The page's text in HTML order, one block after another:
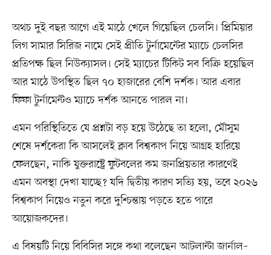
অথচ দুই বছর আগে এই মাঠে খেলে গিয়েছিল চেলসি। প্রিমিয়ার
লিগ সামার সিরিজ নামে সেই প্রীতি টুর্নামেন্টের ম্যাচে চেলসির
প্রতিপক্ষ ছিল নিউক্যাসল। সেই ম্যাচের টিকিট সব বিক্রি হয়েছিল
আর মাঠে উপস্থিত ছিল ৭০ হাজারের বেশি দর্শক। আর এবার
ফিফা টুর্নামেন্টও ম্যাচে দর্শক আনতে পারল না।
এমন পরিস্থিতিতে যে প্রশ্নটা বড় হয়ে উঠেছে তা হলো, মৌসুম
শেষে দর্শকেরা কি আসলেই ক্লাব বিশ্বকাপ নিয়ে আগ্রহ হারিয়ে
ফেলছেন, নাকি যুক্তরাষ্ট্রে ফুটবলের কম জনপ্রিয়তার কারণেই
এমন অবস্থা দেখা যাচ্ছে? যদি দ্বিতীয় কারণ সত্যি হয়, তবে ২০২৬
বিশ্বকাপ নিয়েও নতুন করে দুশ্চিন্তায় পড়তে হতে পারে
আয়োজকদের।
এ বিষয়টি নিয়ে বিবিসির সঙ্গে কথা বলেছেন আটলান্টা জার্নাল–